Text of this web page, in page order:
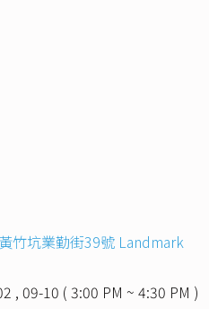
竹坑業勤街39號 Landmark
, 09-10 ( 3:00 PM ~ 4:30 PM )